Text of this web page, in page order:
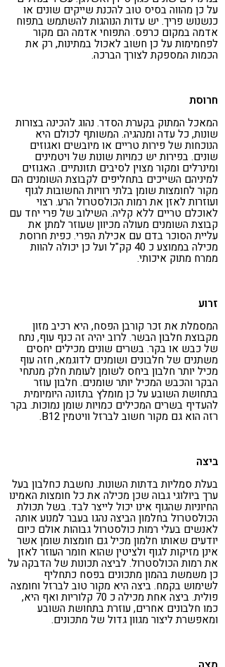
על כן מהווה בסיס טוב להכנת שייקים שונים או
כנשנוש פריך. יש עדות הנוהגות להשתמש בתפוח
אדמה במקום כרפס. התפוחי אדמה הם מקור
לפחמימות על כן חשוב לאכול במתינות, רק את
הכמות המספקת לצורך הברכה.
חרוסת
המאכל המתוק בקערת הסדר. נהוג להכינה בצורות
שונות, כל עדה ומנהגיה. המשותף לכולם היא
הנוכחות של פירות טריים או מיובשים ואגוזים
שונים. בפירות יש כמויות שונות של ויטמינים
ומינרלים ומקור מצוין לסיבים תזונתיים. האגוזים
למיניהם השייכים בתחליפים לקבוצת השומנים הם
מקור לחומצות שומן בלתי רוויות החשובות לגוף
ועוזרות לאזן את רמות הכולסטרול הרע. רצוי
לאוכלם טריים ללא קליה. השילוב של פרי יחד עם
קבוצת השומנים מעולה מכיוון שעוזר למתן את
עליית הסוכר בדם עם אכילת הפרי. כפית חרוסת
מכילה בממוצע כ 40 קק"ל ועל כן יכולה להוות
ממרח מתוק איכותי.
זרוע
המסמלת את זכר קורבן הפסח, היא רכיב מזון
מקבוצת חלבון הבשר. לרוב יהיה זה כנף עוף, נתח
של כבש או בקר. בשרים שונים מכילים יחסים
משתנים של חלבונים ושומנים לדוגמא, חזה עוף
מכיל יותר חלבון ביחס לשומן לעומת חלק מנתחי
הבקר והכבש המכיל יותר שומנים. חלבון עוזר
בתחושת השובע על כן מומלץ בתזונה היומיומית
להעדיף בשרים המכילים כמויות שומן נמוכות. בקר
רזה הוא גם מקור חשוב לברזל וויטמין B12.
ביצה
בעלת סמליות בדתות השונות. נחשבת כחלבון בעל
ערך ביולוגי גבוה שכן מכילה את כל חומצות האמינו
החיוניות שהגוף אינו יכול לייצר לבד. בשל תכולת
הכולסטרול בחלמון הביצה נהגו בעבר למנוע אותה
לאנשים בעלי רמות כולסטרול גבוהות אולם כיום
יודעים שאותו חלמון מכיל גם חומצות שומן אשר
אינן מזיקות לגוף ולציטין שהוא חומר העוזר לאזן
את רמות הכולסטרול. לביצה תכונות של הדבקה על
כן משמשת בהמון מתכונים בפסח כתחליף
לשימוש בקמח. ביצה היא מקור טוב לברזל וחומצה
פולית. ביצה אחת מכילה כ 70 קלוריות ואף היא,
כמו חלבונים אחרים, עוזרת בתחושת השובע
ומאפשרת ליצור מגוון גדול של מתכונים.